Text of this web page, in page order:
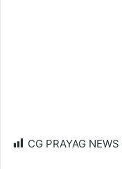
CG PRAYAG NEWS